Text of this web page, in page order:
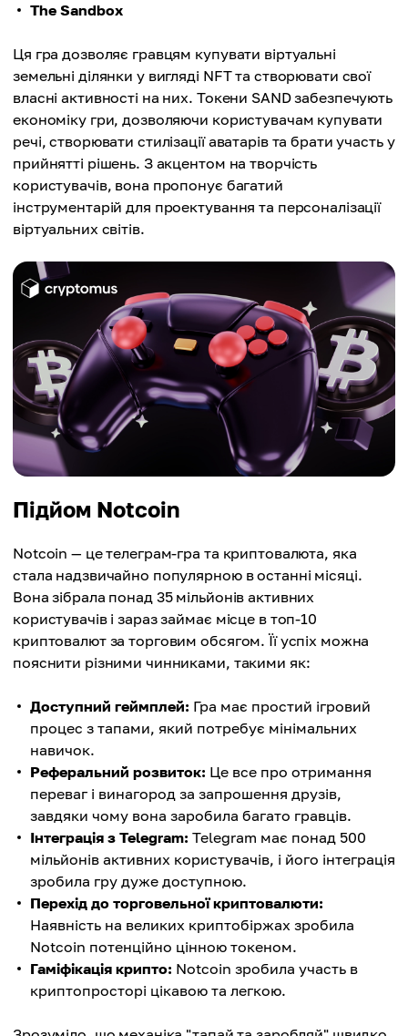
The Sandbox
Ця гра дозволяє гравцям купувати віртуальні
земельні ділянки у вигляді NFT та створювати свої
власні активності на них. Токени SAND забезпечують
економіку гри, дозволяючи користувачам купувати
речі, створювати стилізації аватарів та брати участь у
прийнятті рішень. З акцентом на творчість
користувачів, вона пропонує багатий
інструментарій для проектування та персоналізації
віртуальних світів.
Підйом Notcoin
Notcoin — це телеграм-гра та криптовалюта, яка
стала надзвичайно популярною в останні місяці.
Вона зібрала понад 35 мільйонів активних
користувачів і зараз займає місце в топ-10
криптовалют за торговим обсягом. Її успіх можна
пояснити різними чинниками, такими як:
Доступний геймплей: Гра має простий ігровий
процес з тапами, який потребує мінімальних
навичок.
Реферальний розвиток: Це все про отримання
переваг і винагород за запрошення друзів,
завдяки чому вона заробила багато гравців.
Інтеграція з Telegram: Telegram має понад 500
мільйонів активних користувачів, і його інтеграція
зробила гру дуже доступною.
Перехід до торговельної криптовалюти:
Наявність на великих криптобіржах зробила
Notcoin потенційно цінною токеном.
Гаміфікація крипто: Notcoin зробила участь в
криптопросторі цікавою та легкою.